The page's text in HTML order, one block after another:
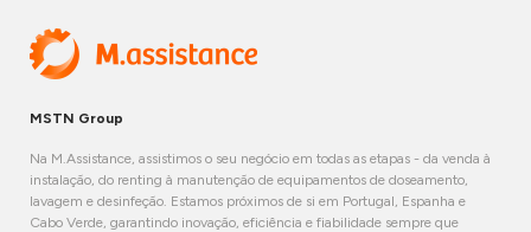
MSTN Group
Na M.Assistance, assistimos o seu negócio em todas as etapas - da venda à
instalação, do renting à manutenção de equipamentos de doseamento,
lavagem e desinfeção. Estamos próximos de si em Portugal, Espanha e
Cabo Verde, garantindo inovação, eficiência e fiabilidade sempre que